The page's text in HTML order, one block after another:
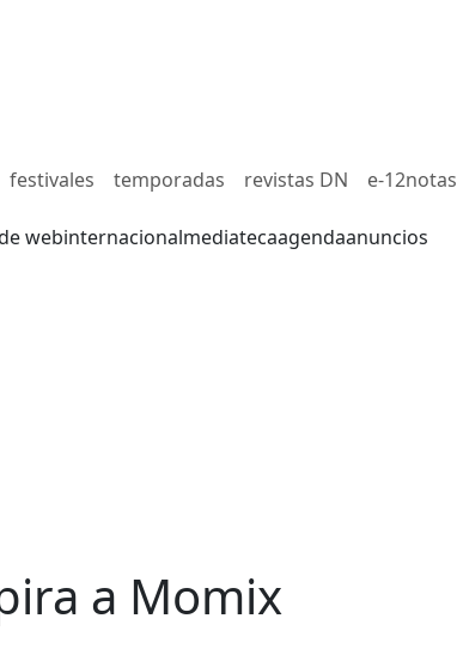
festivales temporadas revistas DN e-12notas
webinternacionalmediatecaagendaanuncios
a Momix